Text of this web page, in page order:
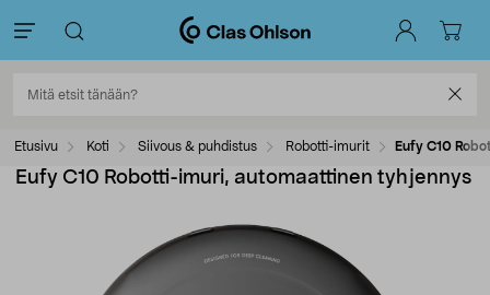
Etusivu Koti Siivous & puhdistus Robotti-imurit Eufy C10
Eufy C10 Robotti-imuri, automaattinen tyhjennys